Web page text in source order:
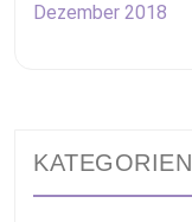
Dezember 2018
KATEGORIEN